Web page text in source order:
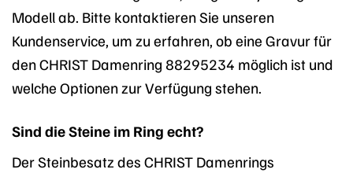
Modell ab. Bitte kontaktieren Sie unseren
Kundenservice, um zu erfahren, ob eine Gravur für
den CHRIST Damenring 88295234 möglich ist und
welche Optionen zur Verfügung stehen.
Sind die Steine im Ring echt?
Der Steinbesatz des CHRIST Damenrings